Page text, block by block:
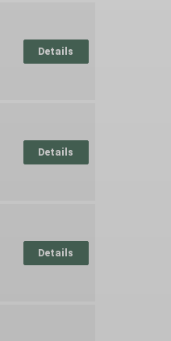
Details
Details
Details